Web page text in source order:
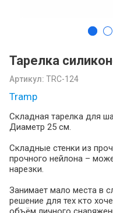
Тарелка
Артикул: TRC-124
Tramp
Складная тарелка для
Диаметр 25 см.
Складные стенки из
прочного нейлона –
нарезки.
Занимает мало места в
решение для тех кто